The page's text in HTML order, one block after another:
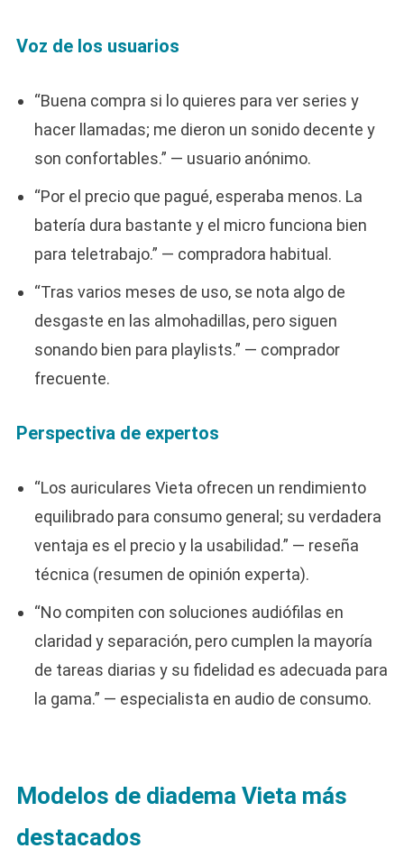
Voz de los usuarios
“Buena compra si lo quieres para ver series y
hacer llamadas; me dieron un sonido decente y
son confortables.” — usuario anónimo.
“Por el precio que pagué, esperaba menos. La
batería dura bastante y el micro funciona bien
para teletrabajo.” — compradora habitual.
“Tras varios meses de uso, se nota algo de
desgaste en las almohadillas, pero siguen
sonando bien para playlists.” — comprador
frecuente.
Perspectiva de expertos
“Los auriculares Vieta ofrecen un rendimiento
equilibrado para consumo general; su verdadera
ventaja es el precio y la usabilidad.” — reseña
técnica (resumen de opinión experta).
“No compiten con soluciones audiófilas en
claridad y separación, pero cumplen la mayoría
de tareas diarias y su fidelidad es adecuada para
la gama.” — especialista en audio de consumo.
Modelos de diadema Vieta más
destacados